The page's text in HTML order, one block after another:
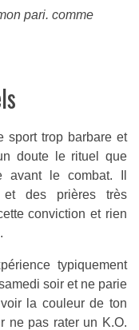
pari. comme
sport trop barbare et
doute le rituel que
le combat. Il
et des prières très
conviction et rien
typiquement
soir et ne parie
la couleur de ton
ne pas rater un K.O.